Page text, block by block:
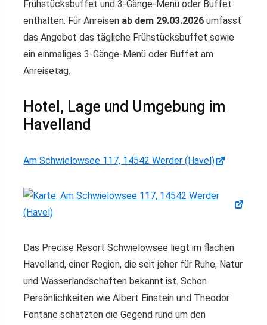
Frühstücksbuffet und 3-Gänge-Menü oder Buffet
enthalten. Für Anreisen ab dem 29.03.2026 umfasst
das Angebot das tägliche Frühstücksbuffet sowie
ein einmaliges 3-Gänge-Menü oder Buffet am
Anreisetag.
Hotel, Lage und Umgebung im
Havelland
Am Schwielowsee 117, 14542 Werder (Havel)
Das Precise Resort Schwielowsee liegt im flachen
Havelland, einer Region, die seit jeher für Ruhe, Natur
und Wasserlandschaften bekannt ist. Schon
Persönlichkeiten wie Albert Einstein und Theodor
Fontane schätzten die Gegend rund um den